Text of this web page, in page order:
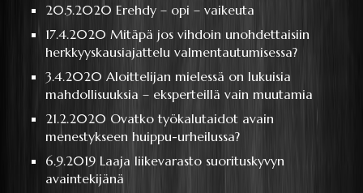
20.5.2020 Erehdy – opi – vaikeuta
17.4.2020 Mitäpä jos vihdoin unohdettaisiin
herkkyyskausiajattelu valmentautumisessa?
3.4.2020Aloittelijan mielessä on lukuisia
mahdollisuuksia – eksperteillä vain muutamia
21.2.2020 Ovatko työkalutaidot avain
menestykseen huippu-urheilussa?
6.9.2019 Laaja liikevarasto suorituskyvyn
avaintekijänä